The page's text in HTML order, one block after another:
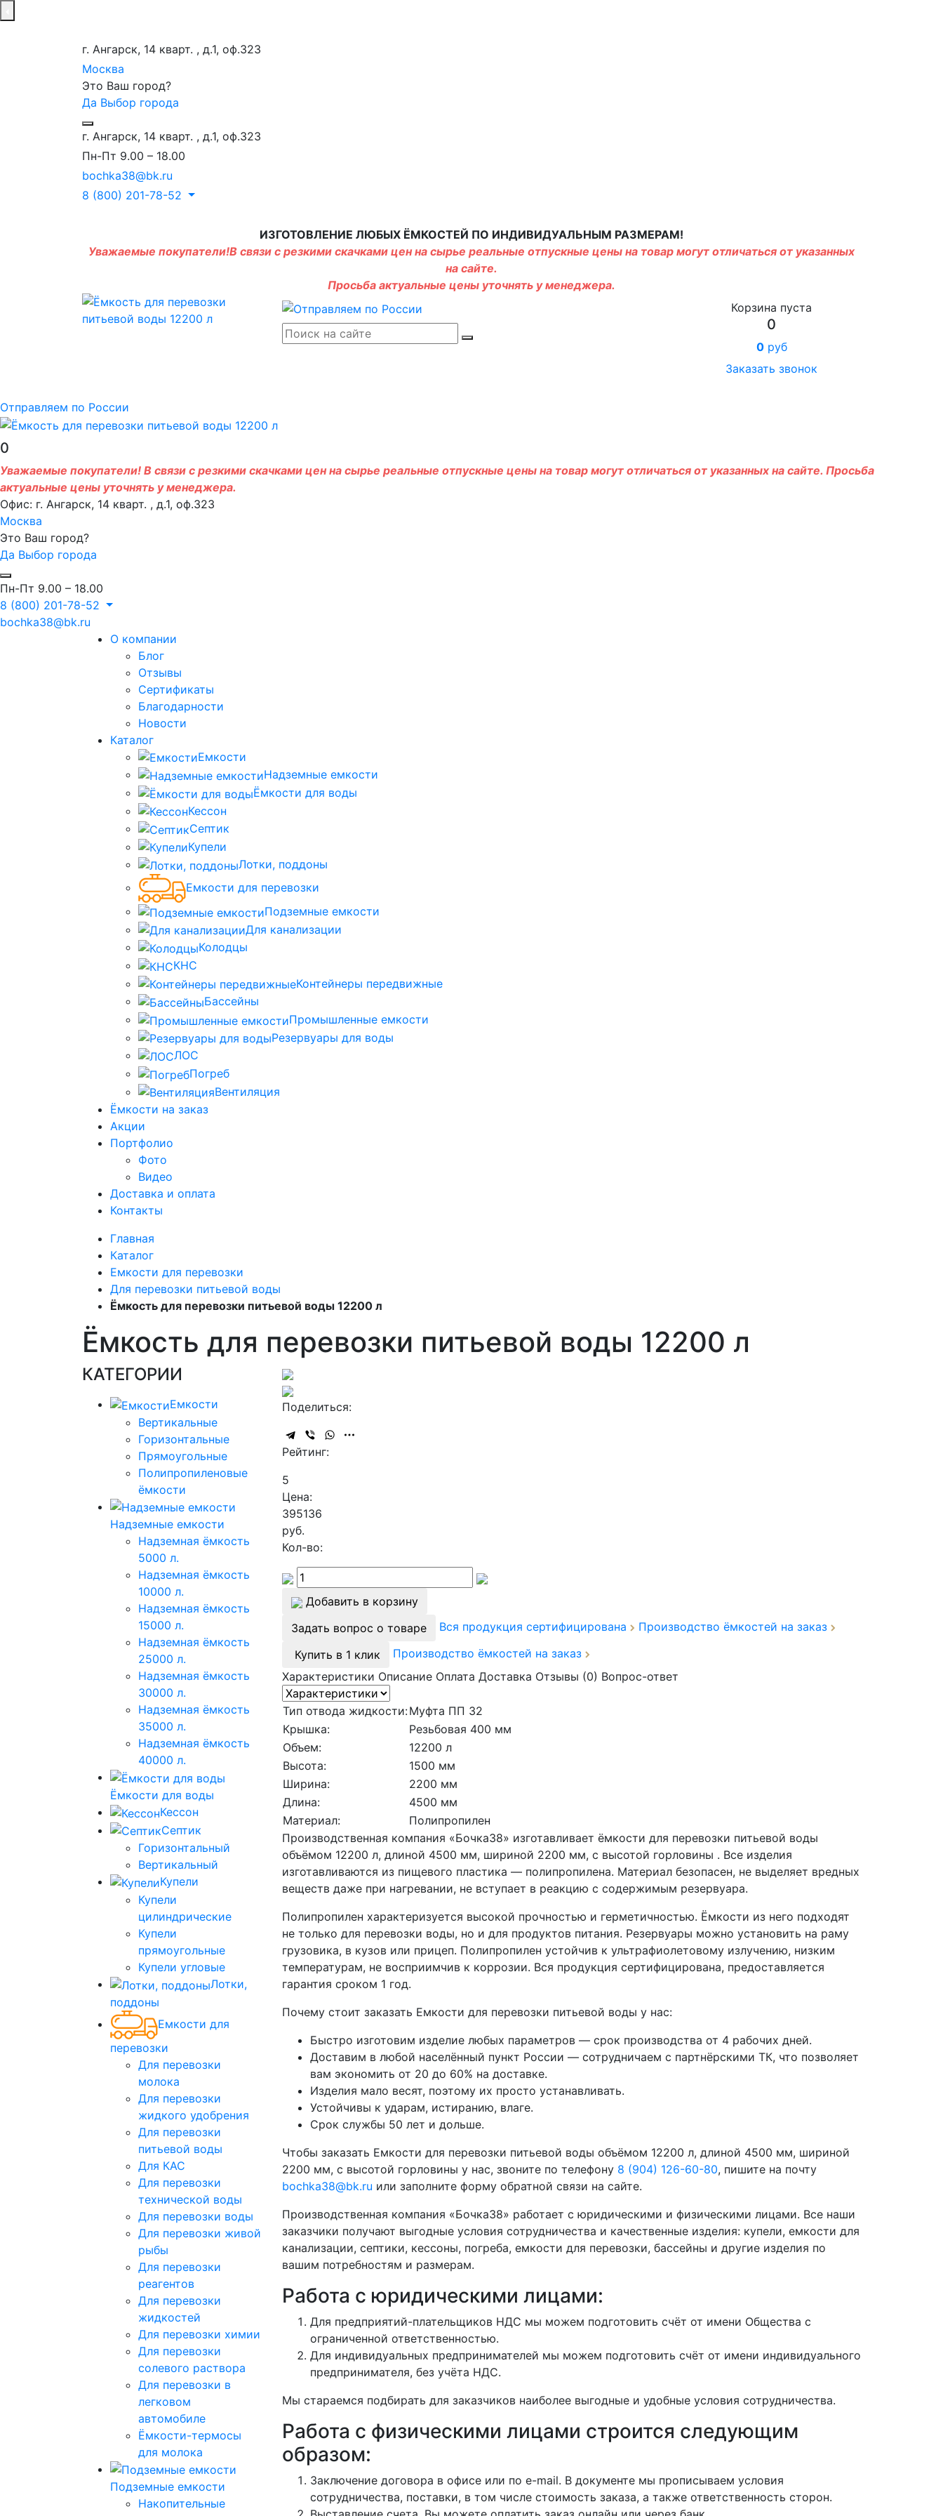
г. Ангарск, 14 кварт. , д.1, оф.323
Москва
Это Ваш город?
Да Выбор города
г. Ангарск, 14 кварт. , д.1, оф.323
Пн-Пт 9.00 – 18.00
bochka38@bk.ru
8 (800) 201-78-52
ИЗГОТОВЛЕНИЕ ЛЮБЫХ ЁМКОСТЕЙ ПО ИНДИВИДУАЛЬНЫМ РАЗМЕРАМ!
Уважаемые покупатели!В связи с резкими скачками цен на сырье реальные отпускные цены на товар могут отличаться от указанных
на сайте.
Просьба актуальные цены уточнять у менеджера.
Корзина пуста
0
0руб
Заказать звонок
Отправляем по России
0
Уважаемые покупатели! В связи с резкими скачками цен на сырье реальные отпускные цены на товар могут отличаться от указанных на сайте. Просьба
актуальные цены уточнять у менеджера.
Офис: г. Ангарск, 14 кварт. , д.1, оф.323
Москва
Это Ваш город?
Да Выбор города
Пн-Пт 9.00 – 18.00
8 (800) 201-78-52
bochka38@bk.ru
О компании
Блог
Отзывы
Сертификаты
Благодарности
Новости
Каталог
Емкости
Надземные емкости
Ёмкости для воды
Кессон
Септик
Купели
Лотки, поддоны
Емкости для перевозки
Подземные емкости
Для канализации
Колодцы
КНС
Контейнеры передвижные
Бассейны
Промышленные емкости
Резервуары для воды
ЛОС
Погреб
Вентиляция
Ёмкости на заказ
Акции
Портфолио
Фото
Видео
Доставка и оплата
Контакты
Главная
Каталог
Емкости для перевозки
Для перевозки питьевой воды
Ёмкость для перевозки питьевой воды 12200 л
Ёмкость для перевозки питьевой воды 12200 л
КАТЕГОРИИ
Емкости
Вертикальные
Горизонтальные
Прямоугольные
Полипропиленовые
ёмкости
Надземные емкости
Надземная ёмкость
5000 л.
Надземная ёмкость
10000 л.
Надземная ёмкость
15000 л.
Надземная ёмкость
25000 л.
Надземная ёмкость
30000 л.
Надземная ёмкость
35000 л.
Надземная ёмкость
40000 л.
Ёмкости для воды
Кессон
Септик
Горизонтальный
Вертикальный
Купели
Купели
цилиндрические
Купели
прямоугольные
Купели угловые
Лотки,
поддоны
Емкости для
перевозки
Для перевозки
молока
Для перевозки
жидкого удобрения
Для перевозки
питьевой воды
Для КАС
Для перевозки
технической воды
Для перевозки воды
Для перевозки живой
рыбы
Для перевозки
реагентов
Для перевозки
жидкостей
Для перевозки химии
Для перевозки
солевого раствора
Для перевозки в
легковом
автомобиле
Ёмкости-термосы
для молока
Подземные емкости
Накопительные
Поделиться:
Рейтинг:
5
Цена:
395136
руб.
Кол-во:
Добавить в корзину
Задать вопрос о товаре
Вся продукция сертифицирована
Производство ёмкостей на заказ
Купить в 1 клик
Производство ёмкостей на заказ
Характеристики Описание Оплата Доставка Отзывы (0) Вопрос-ответ
Тип отвода жидкости:Муфта ПП 32
Крышка:
Резьбовая 400 мм
Объем:
12200 л
Высота:
1500 мм
Ширина:
2200 мм
Длина:
4500 мм
Материал:
Полипропилен
Производственная компания «Бочка38» изготавливает ёмкости для перевозки питьевой воды
объёмом 12200 л, длиной 4500 мм, шириной 2200 мм, с высотой горловины . Все изделия
изготавливаются из пищевого пластика — полипропилена. Материал безопасен, не выделяет вредных
веществ даже при нагревании, не вступает в реакцию с содержимым резервуара.
Полипропилен характеризуется высокой прочностью и герметичностью. Ёмкости из него подходят
не только для перевозки воды, но и для продуктов питания. Резервуары можно установить на раму
грузовика, в кузов или прицеп. Полипропилен устойчив к ультрафиолетовому излучению, низким
температурам, не восприимчив к коррозии. Вся продукция сертифицирована, предоставляется
гарантия сроком 1 год.
Почему стоит заказать Емкости для перевозки питьевой воды у нас:
Быстро изготовим изделие любых параметров — срок производства от 4 рабочих дней.
Доставим в любой населённый пункт России — сотрудничаем с партнёрскими ТК, что позволяет
вам экономить от 20 до 60% на доставке.
Изделия мало весят, поэтому их просто устанавливать.
Устойчивы к ударам, истиранию, влаге.
Срок службы 50 лет и дольше.
Чтобы заказать Емкости для перевозки питьевой воды объёмом 12200 л, длиной 4500 мм, шириной
2200 мм, с высотой горловины у нас, звоните по телефону 8 (904) 126-60-80, пишите на почту
bochka38@bk.ru или заполните форму обратной связи на сайте.
Производственная компания «Бочка38» работает с юридическими и физическими лицами. Все наши
заказчики получают выгодные условия сотрудничества и качественные изделия: купели, емкости для
канализации, септики, кессоны, погреба, емкости для перевозки, бассейны и другие изделия по
вашим потребностям и размерам.
Работа с юридическими лицами:
Для предприятий-плательщиков НДС мы можем подготовить счёт от имени Общества с
ограниченной ответственностью.
Для индивидуальных предпринимателей мы можем подготовить счёт от имени индивидуального
предпринимателя, без учёта НДС.
Мы стараемся подбирать для заказчиков наиболее выгодные и удобные условия сотрудничества.
Работа с физическими лицами строится следующим
образом:
Заключение договора в офисе или по e-mail. В документе мы прописываем условия
сотрудничества, поставки, в том числе стоимость заказа, а также ответственность сторон.